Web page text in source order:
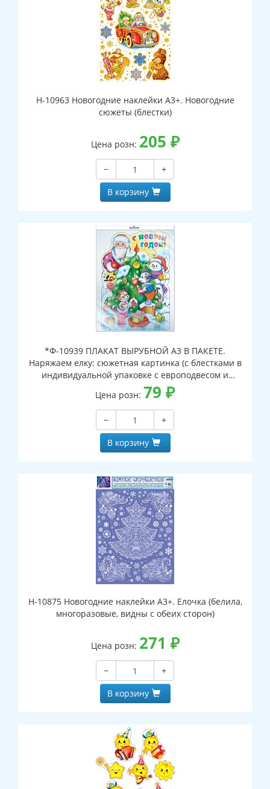
Н-10963 Новогодние наклейки А3+. Новогодние
сюжеты (блестки)
Цена розн: 205 ₽
−
+
В корзину
*Ф-10939 ПЛАКАТ ВЫРУБНОЙ А3 В ПАКЕТЕ.
Наряжаем елку: сюжетная картинка (с блестками в
индивидуальной упаковке с европодвесом и
клеевым клапаном)
Цена розн: 79 ₽
−
+
В корзину
Н-10875 Новогодние наклейки А3+. Елочка (белила,
многоразовые, видны с обеих сторон)
Цена розн: 271 ₽
−
+
В корзину